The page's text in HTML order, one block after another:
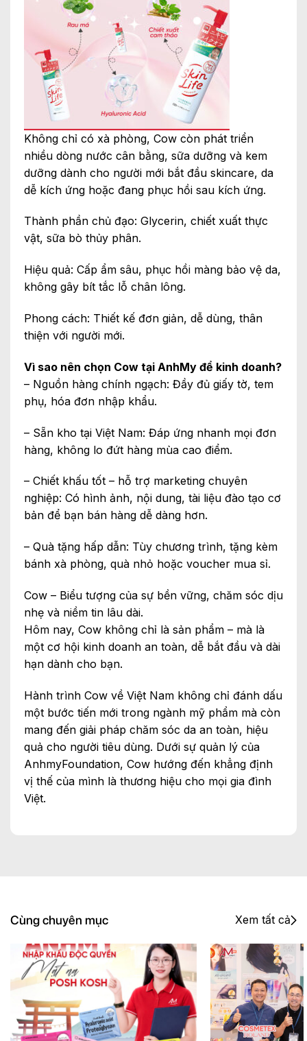
Không chỉ có xà phòng, Cow còn phát triển
nhiều dòng nước cân bằng, sữa dưỡng và kem
dưỡng dành cho người mới bắt đầu skincare, da
dễ kích ứng hoặc đang phục hồi sau kích ứng.
Thành phần chủ đạo: Glycerin, chiết xuất thực
vật, sữa bò thủy phân.
Hiệu quả: Cấp ẩm sâu, phục hồi màng bảo vệ da,
không gây bít tắc lỗ chân lông.
Phong cách: Thiết kế đơn giản, dễ dùng, thân
thiện với người mới.
Vì sao nên chọn Cow tại AnhMy để kinh doanh?
– Nguồn hàng chính ngạch: Đầy đủ giấy tờ, tem
phụ, hóa đơn nhập khẩu.
– Sẵn kho tại Việt Nam: Đáp ứng nhanh mọi đơn
hàng, không lo đứt hàng mùa cao điểm.
– Chiết khấu tốt – hỗ trợ marketing chuyên
nghiệp: Có hình ảnh, nội dung, tài liệu đào tạo cơ
bản để bạn bán hàng dễ dàng hơn.
– Quà tặng hấp dẫn: Tùy chương trình, tặng kèm
bánh xà phòng, quà nhỏ hoặc voucher mua sỉ.
Cow – Biểu tượng của sự bền vững, chăm sóc dịu
nhẹ và niềm tin lâu dài.
Hôm nay, Cow không chỉ là sản phẩm – mà là
một cơ hội kinh doanh an toàn, dễ bắt đầu và dài
hạn dành cho bạn.
Hành trình Cow về Việt Nam không chỉ đánh dấu
một bước tiến mới trong ngành mỹ phẩm mà còn
mang đến giải pháp chăm sóc da an toàn, hiệu
quả cho người tiêu dùng. Dưới sự quản lý của
AnhmyFoundation, Cow hướng đến khẳng định
vị thế của mình là thương hiệu cho mọi gia đình
Việt.
Cùng chuyên mục Xem tất cả